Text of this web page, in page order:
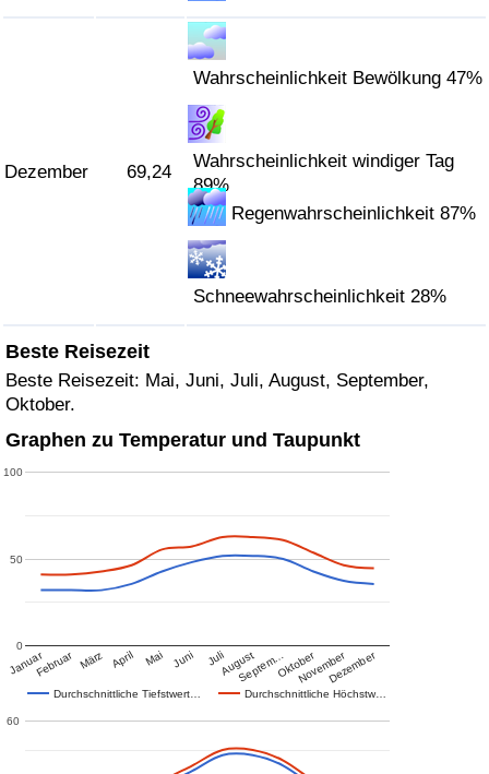
Dezember 69,24
Wahrscheinlichkeit Bewölkung 47%
Wahrscheinlichkeit windiger Tag
89%
Regenwahrscheinlichkeit 87%
Schneewahrscheinlichkeit 28%
Beste Reisezeit
Beste Reisezeit: Mai, Juni, Juli, August, September,
Oktober.
Graphen zu Temperatur und Taupunkt
Durchschnittliche Tiefstwert… Durchschnittliche Höchstw…
JanuarFebruar März April Mai Juni JuliAugustSeptem…OktoberNovemberDezember
0
50
100
60